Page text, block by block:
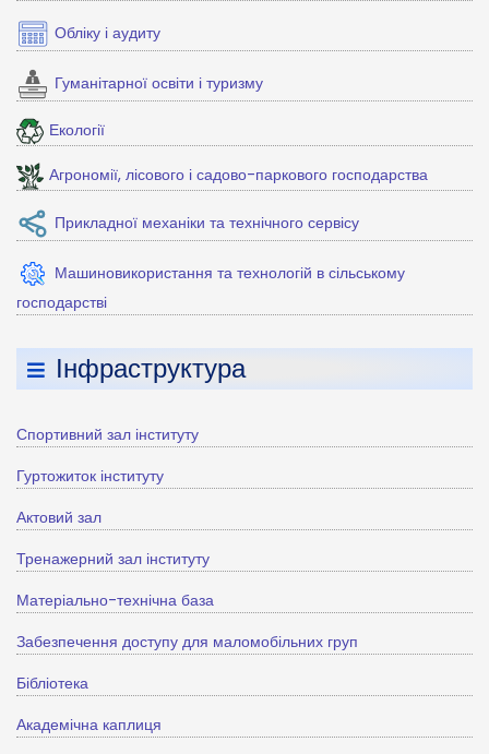
Обліку і аудиту
Гуманітарної освіти і туризму
Екології
Агрономії, лісового і садово-паркового господарства
Прикладної механіки та технічного сервісу
Машиновикористання та технологій в сільському
господарстві
Інфраструктура
Спортивний зал інституту
Гуртожиток інституту
Актовий зал
Тренажерний зал інституту
Матеріально-технічна база
Забезпечення доступу для маломобільних груп
Бібліотека
Академічна каплиця